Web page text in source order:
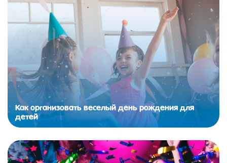
Как организовать веселый день рождения для
детей